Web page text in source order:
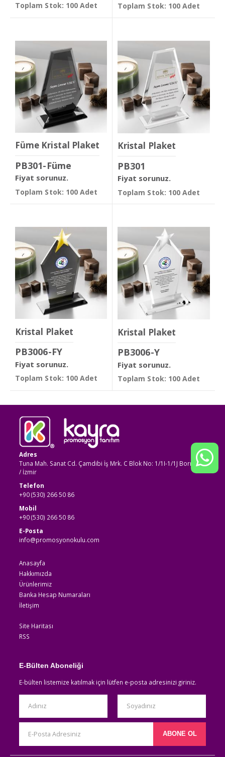
Toplam Stok: 100 Adet Toplam Stok: 100 Adet
Füme Kristal Plaket
PB301-Füme
Fiyat sorunuz.
Toplam Stok: 100 Adet
Kristal Plaket
PB301
Fiyat sorunuz.
Toplam Stok: 100 Adet
Kristal Plaket
PB3006-FY
Fiyat sorunuz.
Toplam Stok: 100 Adet
Kristal Plaket
PB3006-Y
Fiyat sorunuz.
Toplam Stok: 100 Adet
Adres
Tuna Mah. Sanat Cd. Çamdibi İş Mrk. C Blok No: 1/1I-1/1J Bornova
/ İzmir
Telefon
+90 (530) 266 50 86
Mobil
+90 (530) 266 50 86
E-Posta
info@promosyonokulu.com
Anasayfa
Hakkımızda
Ürünlerimiz
Banka Hesap Numaraları
İletişim
Site Haritası
RSS
E-Bülten Aboneliği
E-bülten listemize katılmak için lütfen e-posta adresinizi giriniz.